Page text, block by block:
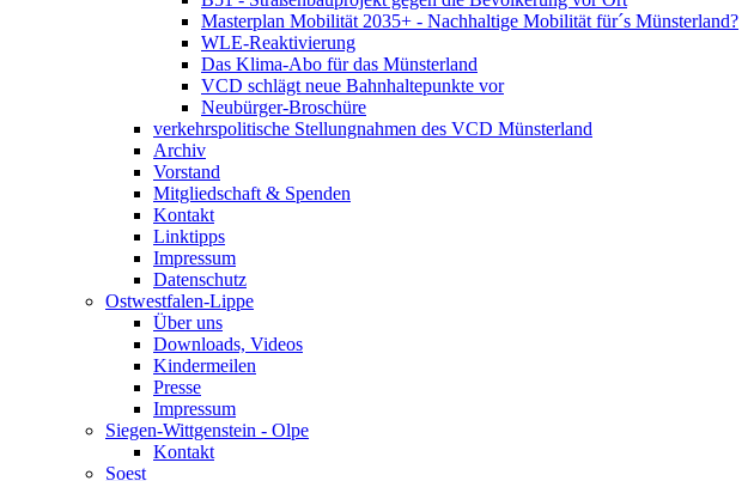
Masterplan Mobilität 2035+ - Nachhaltige Mobilität für´s Münsterland?
WLE-Reaktivierung
Das Klima-Abo für das Münsterland
VCD schlägt neue Bahnhaltepunkte vor
Neubürger-Broschüre
verkehrspolitische Stellungnahmen des VCD Münsterland
Archiv
Vorstand
Mitgliedschaft & Spenden
Kontakt
Linktipps
Impressum
Datenschutz
Ostwestfalen-Lippe
Über uns
Downloads, Videos
Kindermeilen
Presse
Impressum
Siegen-Wittgenstein - Olpe
Kontakt
Soest